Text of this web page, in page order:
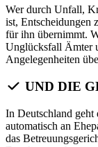
Wer durch Unfall,
ist, Entscheidungen
für ihn übernimmt.
Unglücksfall Ämter
Angelegenheiten
UND DIE
In Deutschland
automatisch an
das